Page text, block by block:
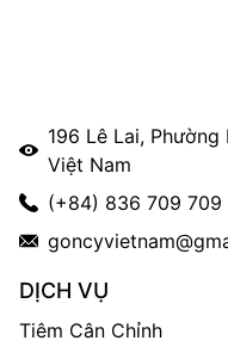
196 Lê Lai, Phường
Việt Nam
(+84) 836 709 709
DỊCH VỤ
Tiêm Cân Chỉnh